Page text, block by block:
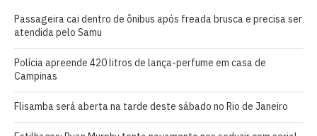
Passageira cai dentro de ônibus após freada brusca e precisa ser
atendida pelo Samu
Polícia apreende 420 litros de lança-perfume em casa de
Campinas
Flisamba será aberta na tarde deste sábado no Rio de Janeiro